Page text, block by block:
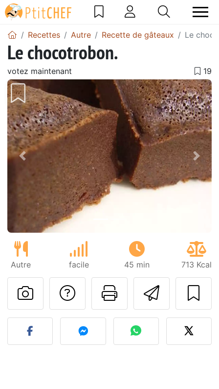
Recettes Autre Recette de gâteaux Le
Le chocotrobon.
votez maintenant
Précédent
Autre facile 45 min 713 Kcal
Imprimer
Poser une
Publier votre photo de